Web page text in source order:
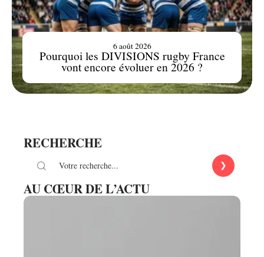
Pourquoi les DIVISIONS rugby France
vont encore évoluer en 2026 ?
6 août 2026
RECHERCHE
AU CŒUR DE L’ACTU